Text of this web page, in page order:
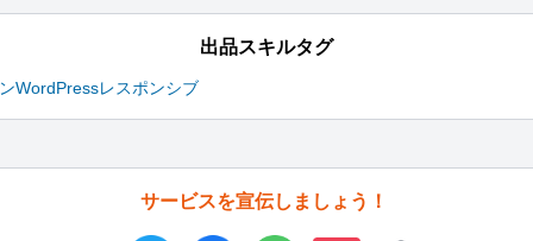
出品スキルタグ
WordPressレスポンシブ
サービスを宣伝しましょう！